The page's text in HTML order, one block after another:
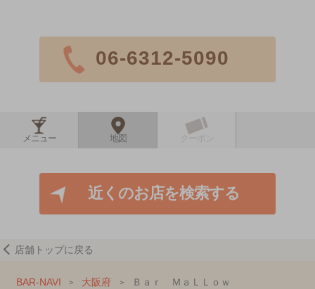
06-6312-5090
メニュー 地図
近くのお店を検索する
店舗トップに戻る
BAR-NAVI 大阪府 Ｂａｒ ＭａＬＬｏｗ